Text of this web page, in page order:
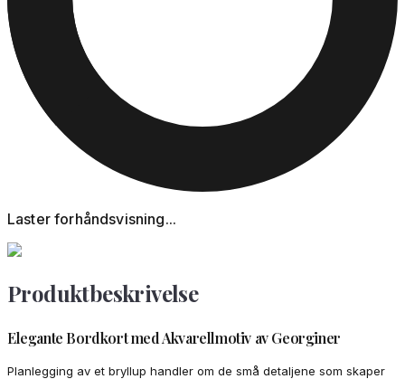
Laster forhåndsvisning...
Produktbeskrivelse
Elegante Bordkort med Akvarellmotiv av Georginer
Planlegging av et bryllup handler om de små detaljene som skaper